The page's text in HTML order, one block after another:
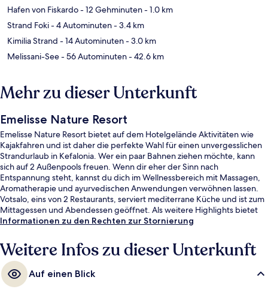
Hafen von Fiskardo- 12 Gehminuten- 1.0 km
Strand Foki- 4 Autominuten- 3.4 km
Kimilia Strand - 14 Autominuten- 3.0 km
Melissani-See- 56 Autominuten- 42.6 km
Mehr zu dieser Unterkunft
Emelisse Nature Resort
Emelisse Nature Resort bietet auf dem Hotelgelände Aktivitäten wie
Kajakfahren und ist daher die perfekte Wahl für einen unvergesslichen
Strandurlaub in Kefalonia. Wer ein paar Bahnen ziehen möchte, kann
sich auf 2 Außenpools freuen. Wenn dir eher der Sinn nach
Entspannung steht, kannst du dich im Wellnessbereich mit Massagen,
Aromatherapie und ayurvedischen Anwendungen verwöhnen lassen.
Votsalo, eins von 2 Restaurants, serviert mediterrane Küche und ist zum
Mittagessen und Abendessen geöffnet. Als weitere Highlights bietet
dieses Hotel im luxuriösen Stil einen rund um die Uhr geöffneten
lieben das hilfsbereite Personal.
Informationen zu den Rechten zur Stornierung
Weitere Infos zu dieser Unterkunft
Auf einen Blick